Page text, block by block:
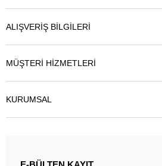
ALIŞVERİŞ BİLGİLERİ
MÜŞTERİ HİZMETLERİ
KURUMSAL